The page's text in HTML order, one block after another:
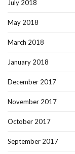
July 2018
May 2018
March 2018
January 2018
December 2017
November 2017
October 2017
September 2017